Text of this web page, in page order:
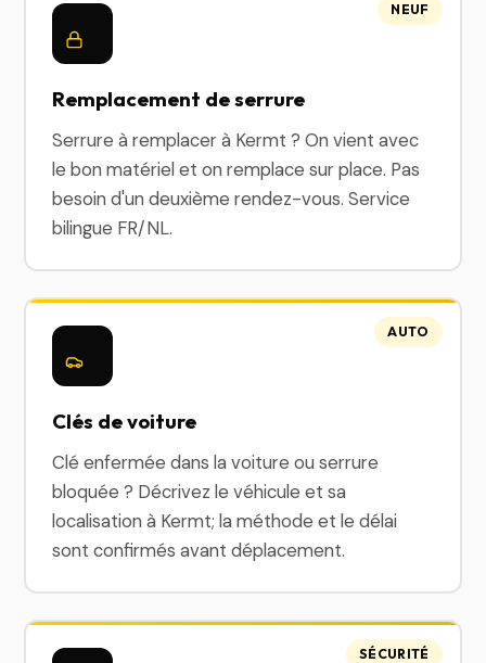
Remplacement de serrure
Serrure à remplacer à Kermt ? On vient avec
le bon matériel et on remplace sur place. Pas
besoin d'un deuxième rendez-vous. Service
bilingue FR/NL.
NEUF
Clés de voiture
Clé enfermée dans la voiture ou serrure
bloquée ? Décrivez le véhicule et sa
localisation à Kermt; la méthode et le délai
sont confirmés avant déplacement.
AUTO
SÉCURITÉ